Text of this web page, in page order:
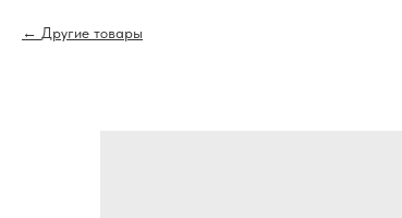
Другие товары